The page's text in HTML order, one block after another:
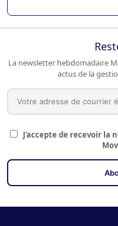
La newsletter hebdomadaire
actus de la
J'accepte de recevoir la